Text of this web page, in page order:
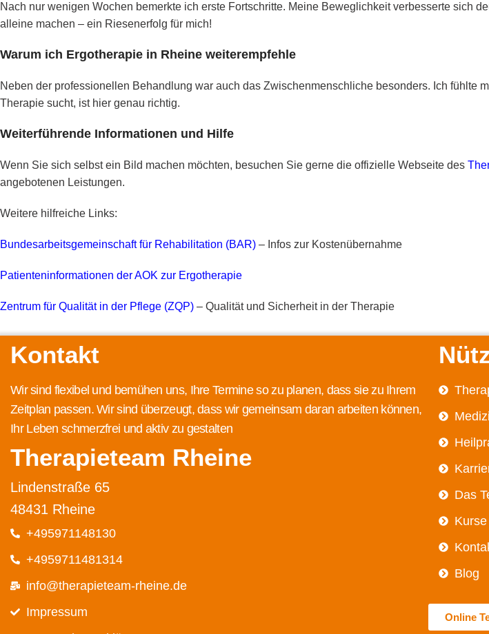
Nach nur wenigen Wochen bemerkte ich erste Fortschritte. Meine Beweglichkeit verbesserte sich
alleine machen – ein Riesenerfolg für mich!
Warum ich Ergotherapie in Rheine weiterempfehle
Neben der professionellen Behandlung war auch das Zwischenmenschliche besonders. Ich fühlte
Therapie sucht, ist hier genau richtig.
Weiterführende Informationen und Hilfe
Wenn Sie sich selbst ein Bild machen möchten, besuchen Sie gerne die offizielle Webseite des
angebotenen Leistungen.
Weitere hilfreiche Links:
Bundesarbeitsgemeinschaft für Rehabilitation (BAR) – Infos zur Kostenübernahme
Patienteninformationen der AOK zur Ergotherapie
Zentrum für Qualität in der Pflege (ZQP) – Qualität und Sicherheit in der Therapie
Kontakt
Wir sind flexibel und bemühen uns, Ihre Termine so zu planen, dass sie zu Ihrem
Zeitplan passen. Wir sind überzeugt, dass wir gemeinsam daran arbeiten können,
Ihr Leben schmerzfrei und aktiv zu gestalten
Therapieteam Rheine
Lindenstraße 65
48431 Rheine
+495971148130
+4959711481314
info@therapieteam-rheine.de
Impressum
Das
Kurse
Blog
Online